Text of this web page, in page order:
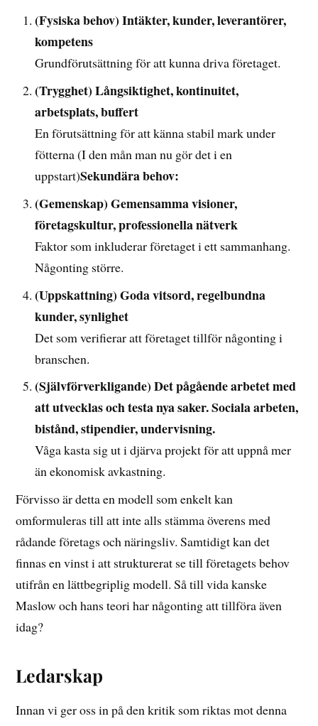
(Fysiska behov) Intäkter, kunder, leverantörer,
kompetens
Grundförutsättning för att kunna driva företaget.
(Trygghet) Långsiktighet, kontinuitet,
arbetsplats, buffert
En förutsättning för att känna stabil mark under
fötterna (I den mån man nu gör det i en
uppstart)Sekundära behov:
(Gemenskap) Gemensamma visioner,
företagskultur, professionella nätverk
Faktor som inkluderar företaget i ett sammanhang.
Någonting större.
(Uppskattning) Goda vitsord, regelbundna
kunder, synlighet
Det som verifierar att företaget tillför någonting i
branschen.
(Självförverkligande) Det pågående arbetet med
att utvecklas och testa nya saker. Sociala arbeten,
bistånd, stipendier, undervisning.
Våga kasta sig ut i djärva projekt för att uppnå mer
än ekonomisk avkastning.
Förvisso är detta en modell som enkelt kan
omformuleras till att inte alls stämma överens med
rådande företags och näringsliv. Samtidigt kan det
finnas en vinst i att strukturerat se till företagets behov
utifrån en lättbegriplig modell. Så till vida kanske
Maslow och hans teori har någonting att tillföra även
idag?
Ledarskap
Innan vi ger oss in på den kritik som riktas mot denna